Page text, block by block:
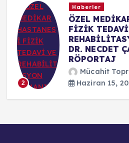
2
Haberler
ÖZEL
FİZİK TEDAVİ
DR. NECDET
RÖPORTAJ
Mücahit
Haziran 15,